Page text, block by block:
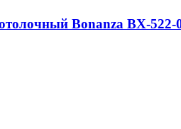
Bonanza BX-522-